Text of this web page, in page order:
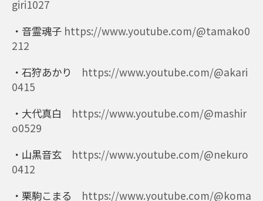
giri1027
・音霊魂子 https://www.youtube.com/@tamako0
212
・石狩あかり https://www.youtube.com/@akari
0415
・大代真白 https://www.youtube.com/@mashir
o0529
・山黒音玄 https://www.youtube.com/@nekuro
0412
・栗駒こまる https://www.youtube.com/@koma